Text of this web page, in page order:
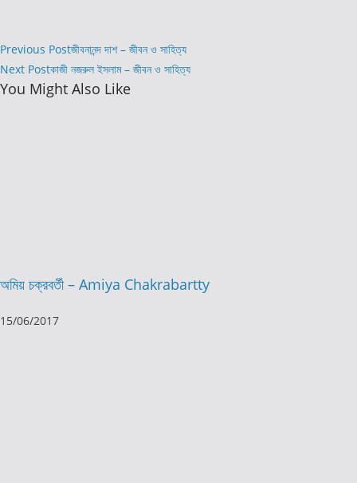
Read
more
articles
Previous Postজীবনানন্দ দাশ – জীবন ও সাহিত্য
Next Postকাজী নজরুল ইসলাম – জীবন ও সাহিত্য
You Might Also Like
অমিয় চক্রবর্তী – Amiya Chakrabartty
15/06/2017